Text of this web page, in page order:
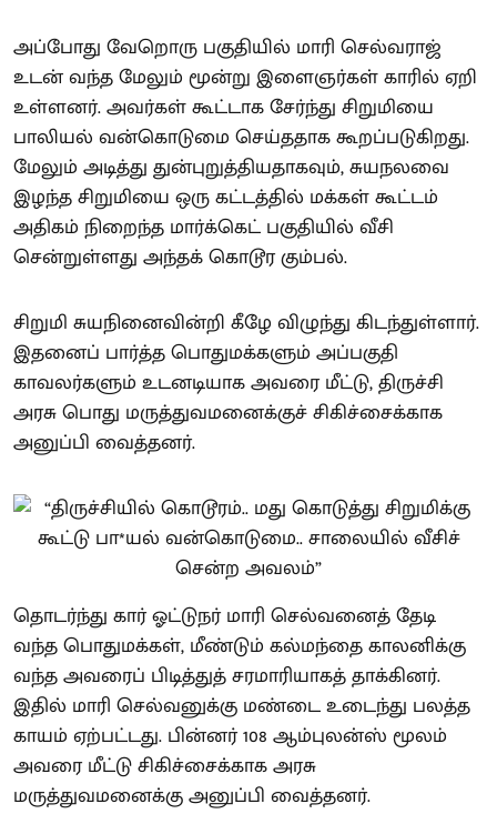
அப்போது வேறொரு பகுதியில் மாரி செல்வராஜ்
உடன் வந்த மேலும் மூன்று இளைஞர்கள் காரில் ஏறி
உள்ளனர். அவர்கள் கூட்டாக சேர்ந்து சிறுமியை
பாலியல் வன்கொடுமை செய்ததாக கூறப்படுகிறது.
மேலும் அடித்து துன்புறுத்தியதாகவும், சுயநலவை
இழந்த சிறுமியை ஒரு கட்டத்தில் மக்கள் கூட்டம்
அதிகம் நிறைந்த மார்க்கெட் பகுதியில் வீசி
சென்றுள்ளது அந்தக் கொடூர கும்பல்.
சிறுமி சுயநினைவின்றி கீழே விழுந்து கிடந்துள்ளார்.
இதனைப் பார்த்த பொதுமக்களும் அப்பகுதி
காவலர்களும் உடனடியாக அவரை மீட்டு, திருச்சி
அரசு பொது மருத்துவமனைக்குச் சிகிச்சைக்காக
அனுப்பி வைத்தனர்.
தொடர்ந்து கார் ஓட்டுநர் மாரி செல்வனைத் தேடி
வந்த பொதுமக்கள், மீண்டும் கல்மந்தை காலனிக்கு
வந்த அவரைப் பிடித்துத் சரமாரியாகத் தாக்கினர்.
இதில் மாரி செல்வனுக்கு மண்டை உடைந்து பலத்த
காயம் ஏற்பட்டது. பின்னர் 108 ஆம்புலன்ஸ் மூலம்
அவரை மீட்டு சிகிச்சைக்காக அரசு
மருத்துவமனைக்கு அனுப்பி வைத்தனர்.